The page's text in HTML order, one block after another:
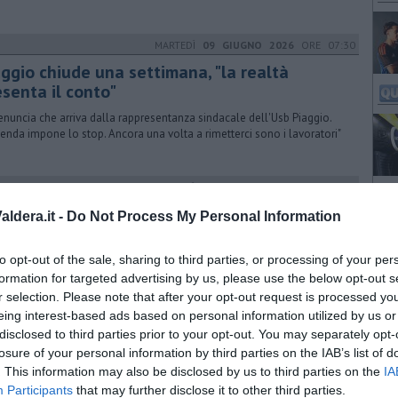
- Do Not Process My Personal Information
opt-out of the sale, sharing to third parties, or processing of your
for targeted advertising by us, please use the below opt-out
selection. Please note that after your opt-out request is processed
interest-based ads based on personal information utilized by us
to third parties prior to your opt-out. You may separately
of your personal information by third parties on the IAB’s list of
This information may also be disclosed by us to third parties on the
Participants that may further disclose it to other third parties.
MARTEDÌ 09 GIUGNO 2026 ORE 07:30
chiude una settimana, "la realtà
il conto"
che arriva dalla rappresentanza sindacale dell'Usb Piaggio.
impone lo stop. Ancora una volta a rimetterci sono i lavoratori"
LUNEDÌ25 MAGGIO 2026ORE 14:01
e pelle, 819 lavoratori in crisi
il 75% nel settore moda e pelle del Cuoio
DOMENICA15 MARZO 2026ORE 09:00
dell'assessore Lenzi, "Da un piccolo
con una marcia in più"